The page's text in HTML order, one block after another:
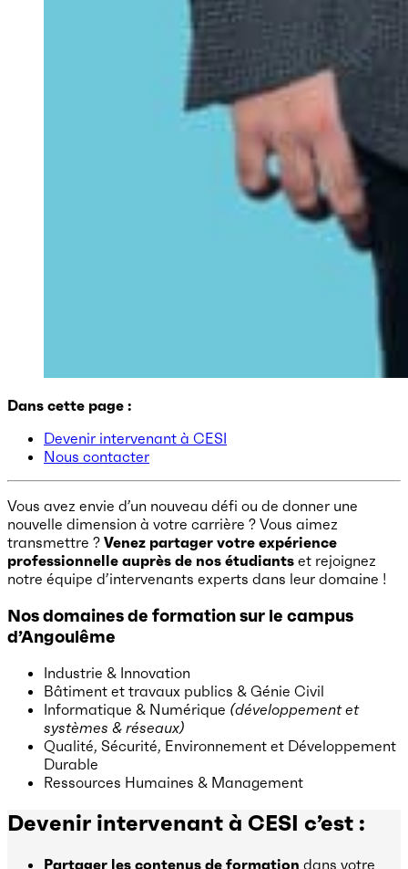
Dans cette page :
Devenir intervenant à CESI
Nous contacter
Vous avez envie d’un nouveau défi ou de donner une
nouvelle dimension à votre carrière ? Vous aimez
transmettre ? Venez partager votre expérience
professionnelle auprès de nos étudiants et rejoignez
notre équipe d’intervenants experts dans leur domaine !
Nos domaines de formation sur le campus
d’Angoulême
Industrie & Innovation
Bâtiment et travaux publics & Génie Civil
Informatique & Numérique (développement et
systèmes & réseaux)
Qualité, Sécurité, Environnement et Développement
Durable
Ressources Humaines & Management
Devenir intervenant à CESI c’est :
Partager les contenus de formation dans votre